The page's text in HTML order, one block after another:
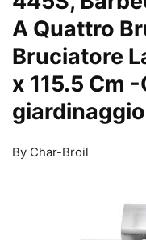
A Quattro
Bruciatore
x 115.5 Cm -
giardinaggio
By Char-Broil